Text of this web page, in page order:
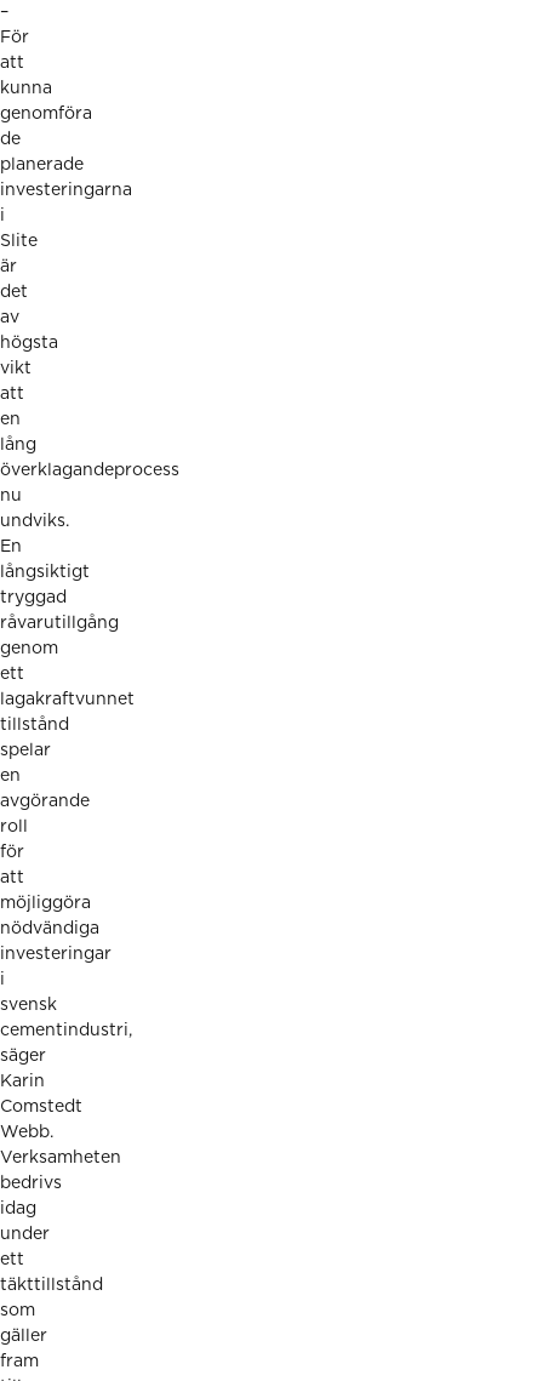
–
För
att
kunna
genomföra
de
planerade
investeringarna
i
Slite
är
det
av
högsta
vikt
att
en
lång
överklagandeprocess
nu
undviks.
En
långsiktigt
tryggad
råvarutillgång
genom
ett
lagakraftvunnet
tillstånd
spelar
en
avgörande
roll
för
att
möjliggöra
nödvändiga
investeringar
i
svensk
cementindustri,
säger
Karin
Comstedt
Webb.
Verksamheten
bedrivs
idag
under
ett
täkttillstånd
som
gäller
fram